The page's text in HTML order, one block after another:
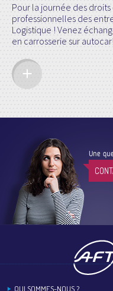
Pour la journée des
professionnelles des
Logistique ! Venez
en carrosserie sur autocar!
Une
QUI SOMMES-NOUS ?